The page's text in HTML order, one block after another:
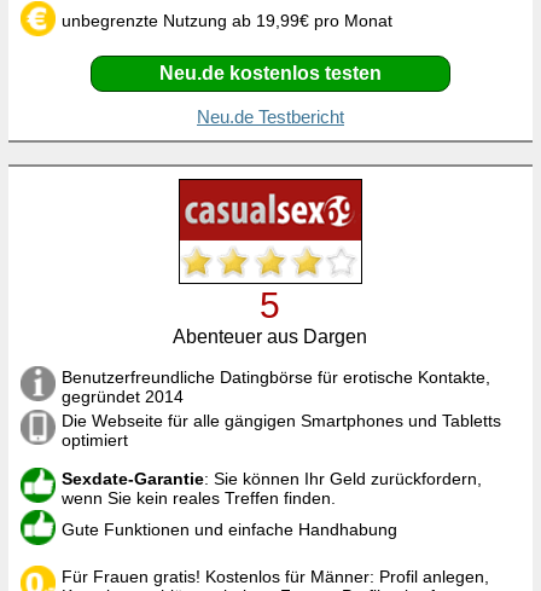
unbegrenzte Nutzung ab 19,99€ pro Monat
Neu.de kostenlos testen
Neu.de Testbericht
5
Abenteuer aus Dargen
Benutzerfreundliche Datingbörse für erotische Kontakte,
gegründet 2014
Die Webseite für alle gängigen Smartphones und Tabletts
optimiert
Sexdate-Garantie: Sie können Ihr Geld zurückfordern,
wenn Sie kein reales Treffen finden.
Gute Funktionen und einfache Handhabung
Für Frauen gratis! Kostenlos für Männer: Profil anlegen,